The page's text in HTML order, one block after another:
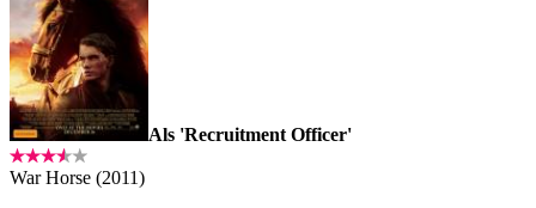
Als 'Recruitment Officer'
War Horse (2011)